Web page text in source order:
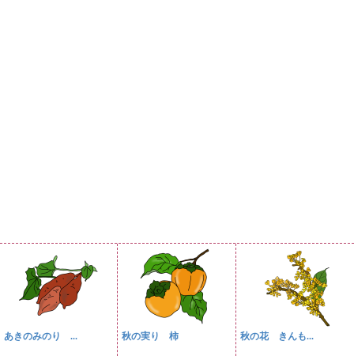
あきのみのり ... 秋の実り 柿 秋の花 きんも...